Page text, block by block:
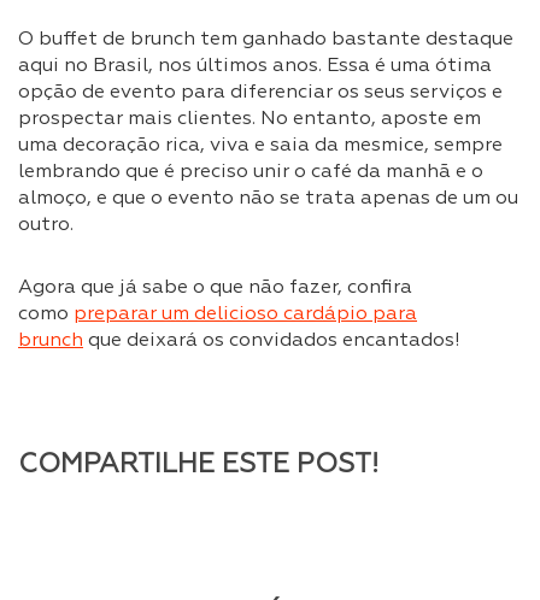
O buffet de brunch tem ganhado bastante destaque
aqui no Brasil, nos últimos anos. Essa é uma ótima
opção de evento para diferenciar os seus serviços e
prospectar mais clientes. No entanto, aposte em
uma decoração rica, viva e saia da mesmice, sempre
lembrando que é preciso unir o café da manhã e o
almoço, e que o evento não se trata apenas de um ou
outro.
Agora que já sabe o que não fazer, confira
como preparar um delicioso cardápio para
brunch que deixará os convidados encantados!
COMPARTILHE ESTE POST!